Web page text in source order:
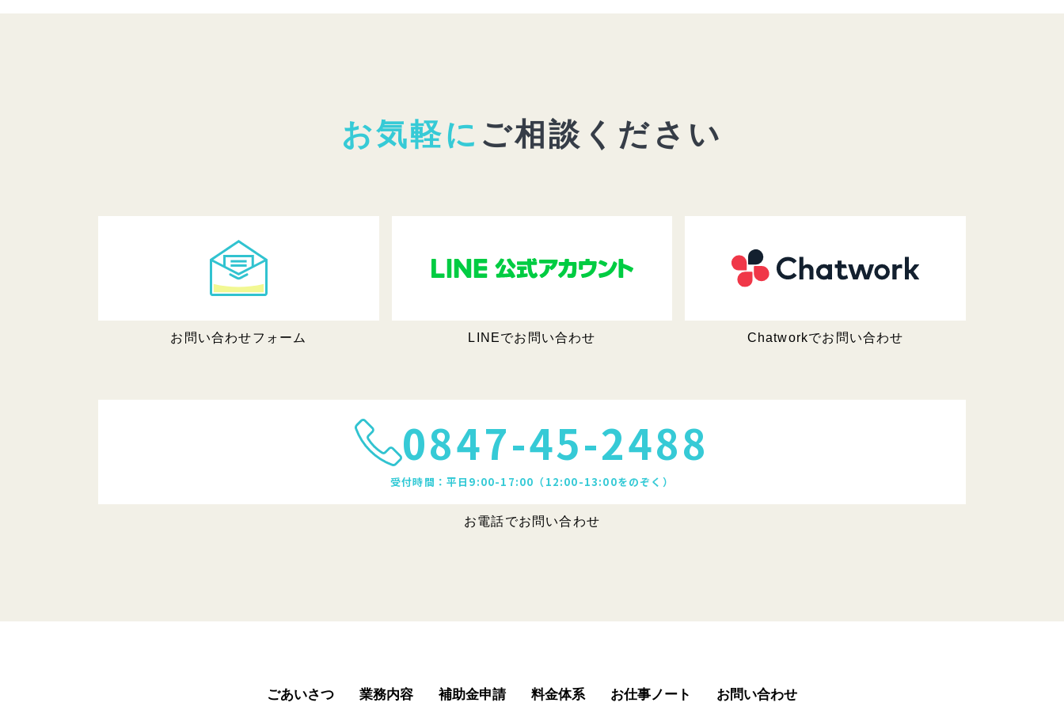
お気軽に ご相談ください
お問い合わせフォーム LINEでお問い合わせ Chatworkでお問い合わせ
0847-45-2488
受付時間：平日9:00-17:00（12:00-13:00をのぞく）
お電話でお問い合わせ
ごあいさつ 業務内容 補助金申請 料金体系 お仕事ノート お問い合わせ